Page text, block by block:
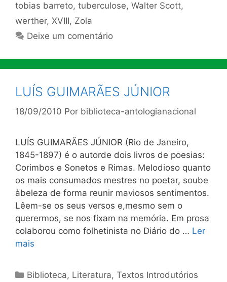
tobias barreto, tuberculose, Walter Scott,
werther, XVIII, Zola
Deixe um comentário
LUÍS GUIMARÃES JÚNIOR
18/09/2010 Por biblioteca-antologianacional
LUÍS GUIMARÃES JÚNIOR (Rio de Janeiro,
1845-1897) é o autorde dois livros de poesias:
Corimbos e Sonetos e Rimas. Melodioso quanto
os mais consumados mestres no poetar, soube
àbeleza de forma reunir maviosos sentimentos.
Lêem-se os seus versos e,mesmo sem o
querermos, se nos fixam na memória. Em prosa
colaborou como folhetinista no Diário do … Ler
mais
Categorias
Biblioteca, Literatura,Textos Introdutórios